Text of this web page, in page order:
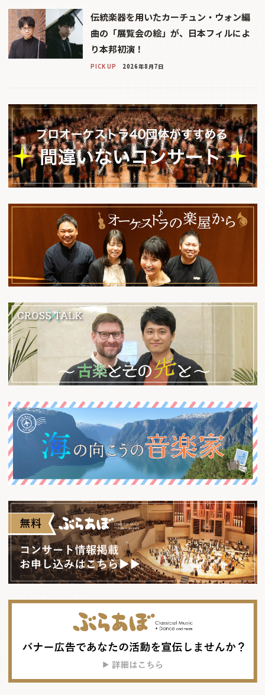
伝統楽器を用いたカーチュン・ウォン編
曲の「展覧会の絵」が、日本フィルによ
り本邦初演！
PICK UP 2026年8月7日